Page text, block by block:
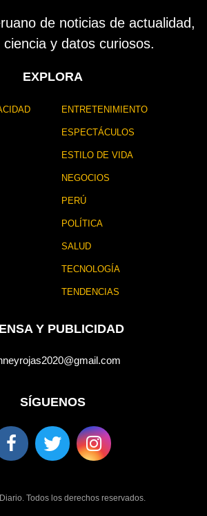
de noticias de actualidad,
y datos curiosos.
EXPLORA
ENTRETENIMIENTO
ESPECTÁCULOS
ESTILO DE VIDA
NEGOCIOS
PERÚ
POLÍTICA
SALUD
TECNOLOGÍA
TENDENCIAS
Y PUBLICIDAD
SÍGUENOS
Todos los derechos reservados.